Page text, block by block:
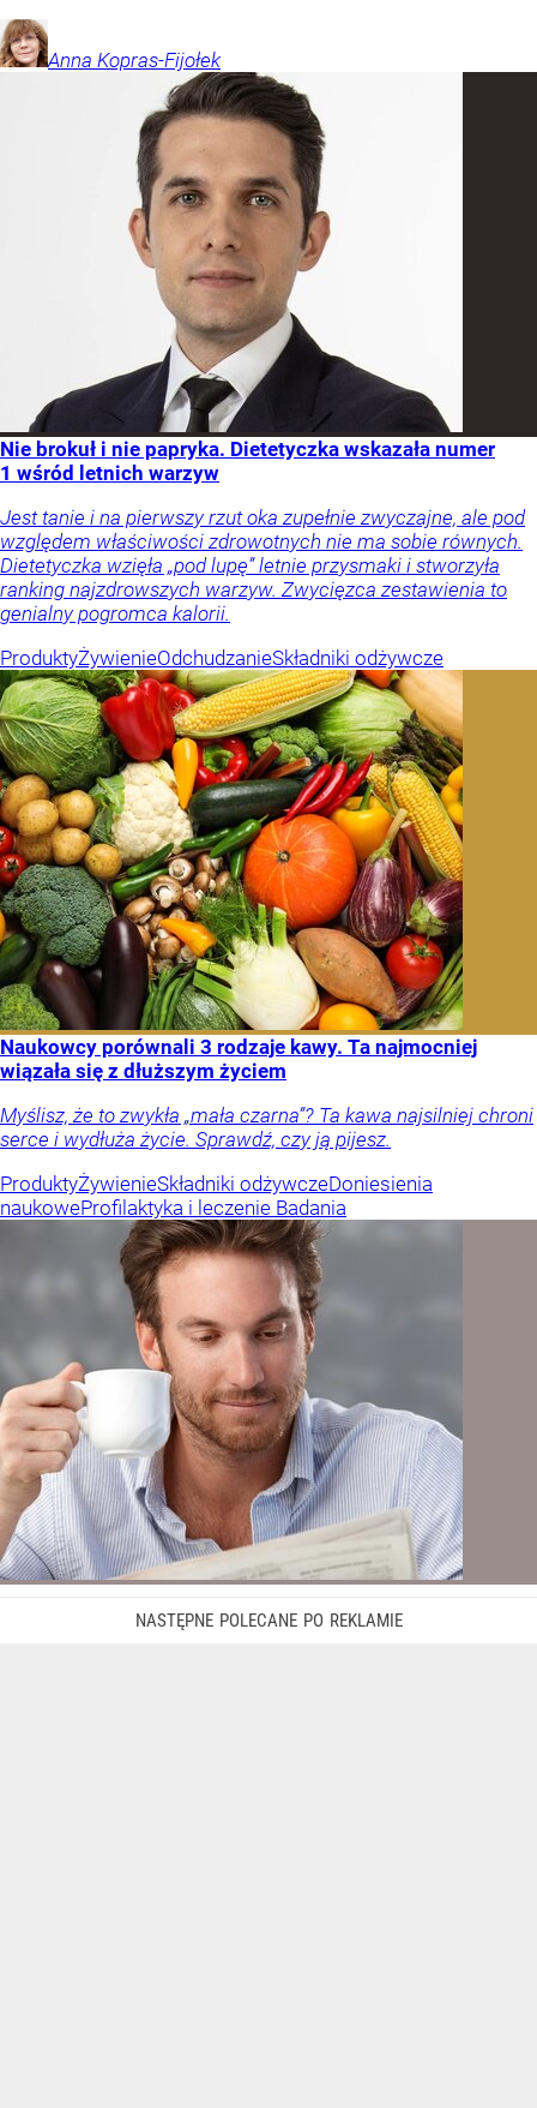
Anna Kopras-Fijołek
Nie brokuł i nie papryka. Dietetyczka wskazała numer
1 wśród letnich warzyw
Jest tanie i na pierwszy rzut oka zupełnie zwyczajne, ale pod
względem właściwości zdrowotnych nie ma sobie równych.
Dietetyczka wzięła „pod lupę” letnie przysmaki i stworzyła
ranking najzdrowszych warzyw. Zwycięzca zestawienia to
genialny pogromca kalorii.
ProduktyŻywienieOdchudzanieSkładniki odżywcze
Naukowcy porównali 3 rodzaje kawy. Ta najmocniej
wiązała się z dłuższym życiem
Myślisz, że to zwykła „mała czarna”? Ta kawa najsilniej chroni
serce i wydłuża życie. Sprawdź, czy ją pijesz.
ProduktyŻywienieSkładniki odżywczeDoniesienia
naukoweProfilaktyka i leczenie Badania